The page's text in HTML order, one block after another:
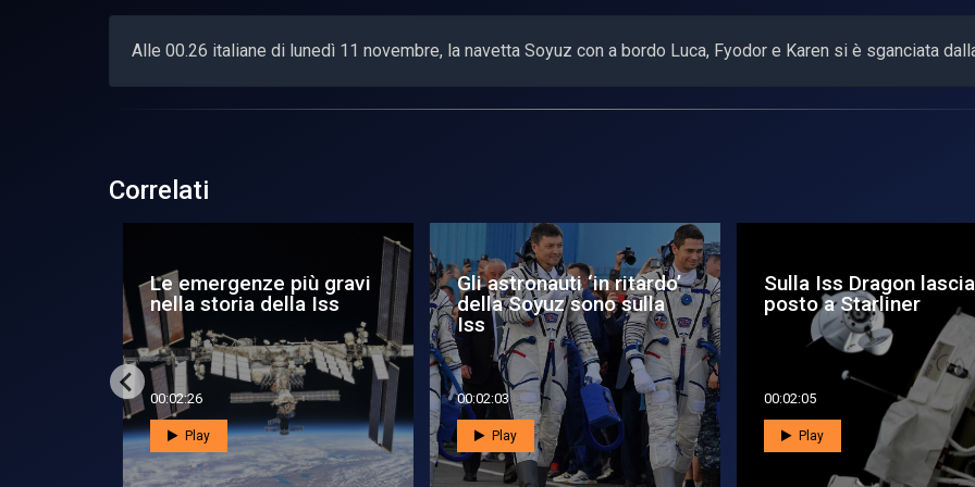
Alle 00.26 italiane di lunedì 11 novembre, la navetta Soyuz con a bordo Luca, Fyodor e Karen si è sganciata
Correlati
Gli astronauti ‘in ritardo’
della Soyuz sono sulla
Iss
00:02:03
Play
Sulla Iss Dragon lascia il
posto a Starliner
00:02:05
Play
Futura, il replay del
lancio
00:01:32
Play